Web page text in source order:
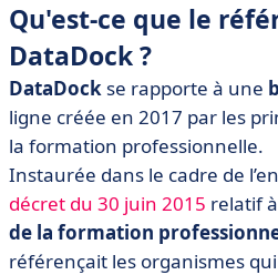
Qu'est-ce que le
DataDock ?
DataDock se rapporte à une
ligne créée en 2017 par les
la formation professionnelle.
Instaurée dans le cadre de
décret du 30 juin 2015 relatif
de la formation
référençait les organismes